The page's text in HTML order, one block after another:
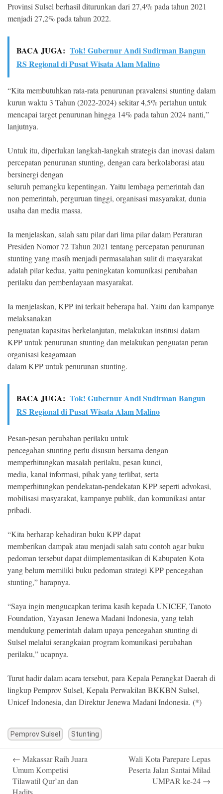
Provinsi Sulsel berhasil diturunkan dari 27,4% pada tahun 2021
menjadi 27,2% pada tahun 2022.
BACA JUGA: Tok! Gubernur Andi Sudirman Bangun
RS Regional di Pusat Wisata Alam Malino
“Kita membutuhkan rata-rata penurunan pravalensi stunting dalam
kurun waktu 3 Tahun (2022-2024) sekitar 4,5% pertahun untuk
mencapai target penurunan hingga 14% pada tahun 2024 nanti,”
lanjutnya.
Untuk itu, diperlukan langkah-langkah strategis dan inovasi dalam
percepatan penurunan stunting, dengan cara berkolaborasi atau
bersinergi dengan
seluruh pemangku kepentingan. Yaitu lembaga pemerintah dan
non pemerintah, perguruan tinggi, organisasi masyarakat, dunia
usaha dan media massa.
Ia menjelaskan, salah satu pilar dari lima pilar dalam Peraturan
Presiden Nomor 72 Tahun 2021 tentang percepatan penurunan
stunting yang masih menjadi permasalahan sulit di masyarakat
adalah pilar kedua, yaitu peningkatan komunikasi perubahan
perilaku dan pemberdayaan masyarakat.
Ia menjelaskan, KPP ini terkait beberapa hal. Yaitu dan kampanye
melaksanakan
penguatan kapasitas berkelanjutan, melakukan institusi dalam
KPP untuk penurunan stunting dan melakukan penguatan peran
organisasi keagamaan
dalam KPP untuk penurunan stunting.
BACA JUGA: Tok! Gubernur Andi Sudirman Bangun
RS Regional di Pusat Wisata Alam Malino
Pesan-pesan perubahan perilaku untuk
pencegahan stunting perlu disusun bersama dengan
memperhitungkan masalah perilaku, pesan kunci,
media, kanal informasi, pihak yang terlibat, serta
memperhitungkan pendekatan-pendekatan KPP seperti advokasi,
mobilisasi masyarakat, kampanye publik, dan komunikasi antar
pribadi.
“Kita berharap kehadiran buku KPP dapat
memberikan dampak atau menjadi salah satu contoh agar buku
pedoman tersebut dapat diimplementasikan di Kabupaten Kota
yang belum memiliki buku pedoman strategi KPP pencegahan
stunting,” harapnya.
“Saya ingin mengucapkan terima kasih kepada UNICEF, Tanoto
Foundation, Yayasan Jenewa Madani Indonesia, yang telah
mendukung pemerintah dalam upaya pencegahan stunting di
Sulsel melalui serangkaian program komunikasi perubahan
perilaku,” ucapnya.
Turut hadir dalam acara tersebut, para Kepala Perangkat Daerah di
lingkup Pemprov Sulsel, Kepala Perwakilan BKKBN Sulsel,
Unicef Indonesia, dan Direktur Jenewa Madani Indonesia. (*)
Pemprov Sulsel Stunting
navigation
← Makassar Raih Juara
Umum Kompetisi
Tilawatil Qur’an dan
Hadits
Wali Kota Parepare Lepas
Peserta Jalan Santai Milad
UMPAR ke-24 →